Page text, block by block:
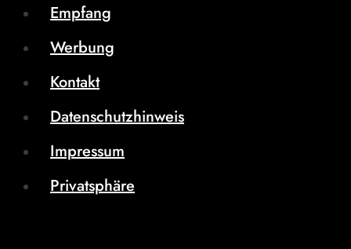
Empfang
Werbung
Kontakt
Datenschutzhinweis
Impressum
Privatsphäre